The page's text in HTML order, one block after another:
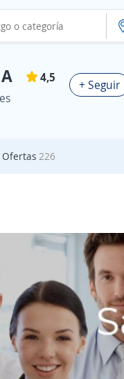
4,5
+ Seguir
Ofertas 226